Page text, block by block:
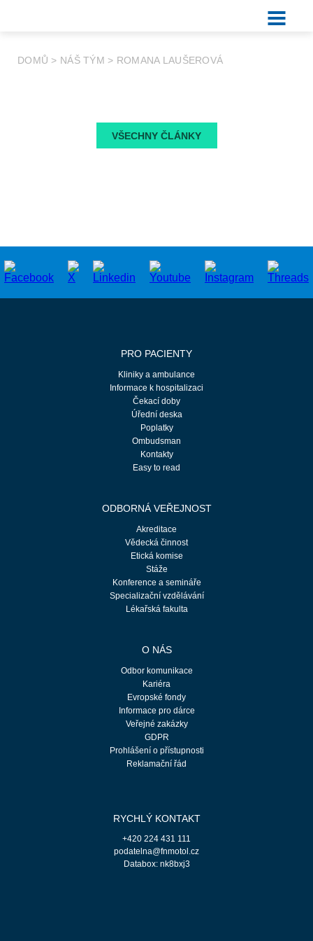
DOMŮ > NÁŠ TÝM > ROMANA LAUŠEROVÁ
VŠECHNY ČLÁNKY
PRO PACIENTY
Kliniky a ambulance
Informace k hospitalizaci
Čekací doby
Úřední deska
Poplatky
Ombudsman
Kontakty
Easy to read
ODBORNÁ VEŘEJNOST
Akreditace
Vědecká činnost
Etická komise
Stáže
Konference a semináře
Specializační vzdělávání
Lékařská fakulta
O NÁS
Odbor komunikace
Kariéra
Evropské fondy
Informace pro dárce
Veřejné zakázky
GDPR
Prohlášení o přístupnosti
Reklamační řád
RYCHLÝ KONTAKT
+420 224 431 111
podatelna@fnmotol.cz
Databox: nk8bxj3